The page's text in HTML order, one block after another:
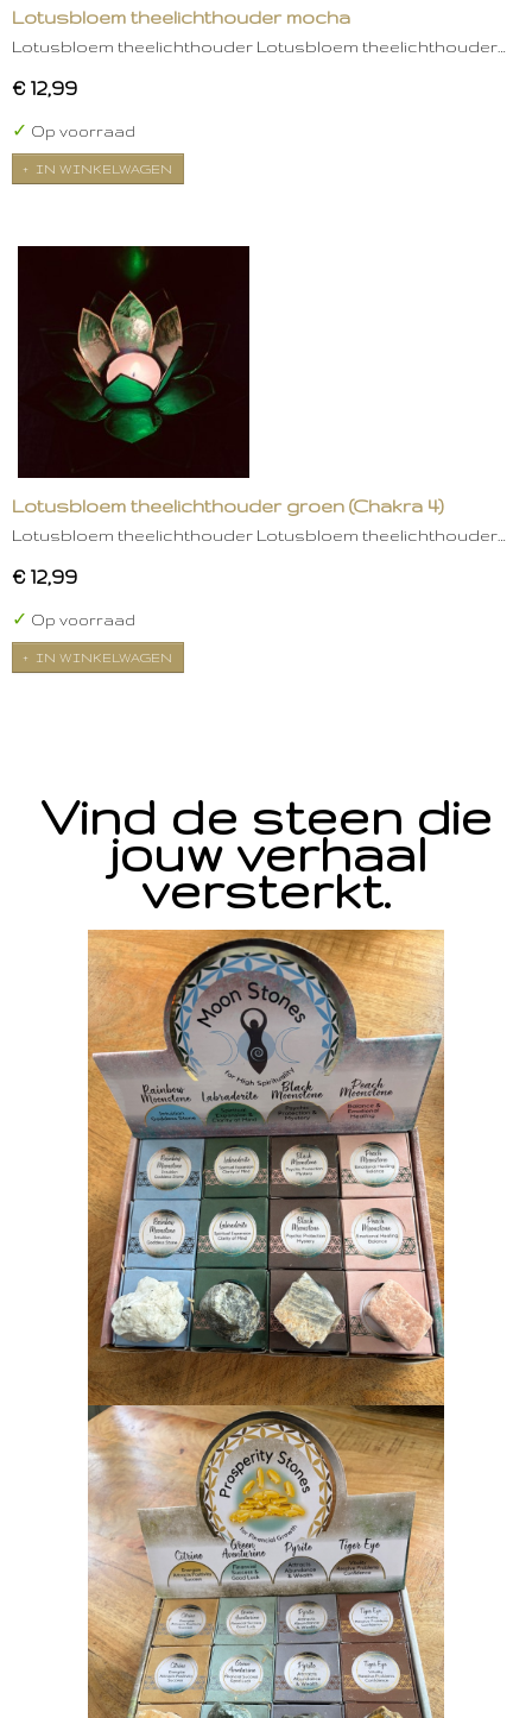
Lotusbloem theelichthouder mocha
Lotusbloem theelichthouder Lotusbloem theelichthouder…
€ 12,99
✓ Op voorraad
IN WINKELWAGEN
Lotusbloem theelichthouder groen (Chakra 4)
Lotusbloem theelichthouder Lotusbloem theelichthouder…
€ 12,99
✓ Op voorraad
IN WINKELWAGEN
Vind de steen die
jouw verhaal
versterkt.